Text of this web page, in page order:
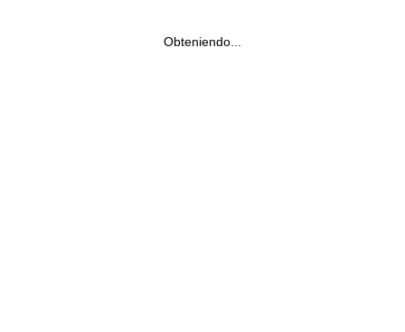
Obteniendo...